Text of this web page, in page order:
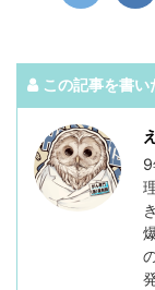
この記事を書い